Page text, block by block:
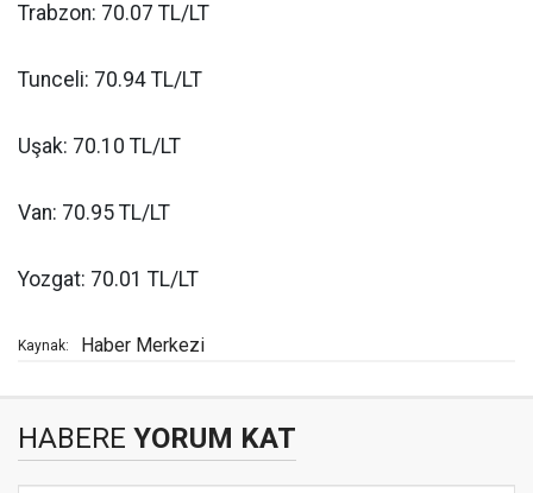
Trabzon: 70.07 TL/LT
Tunceli: 70.94 TL/LT
Uşak: 70.10 TL/LT
Van: 70.95 TL/LT
Yozgat: 70.01 TL/LT
Kaynak: Haber Merkezi
HABERE YORUM KAT